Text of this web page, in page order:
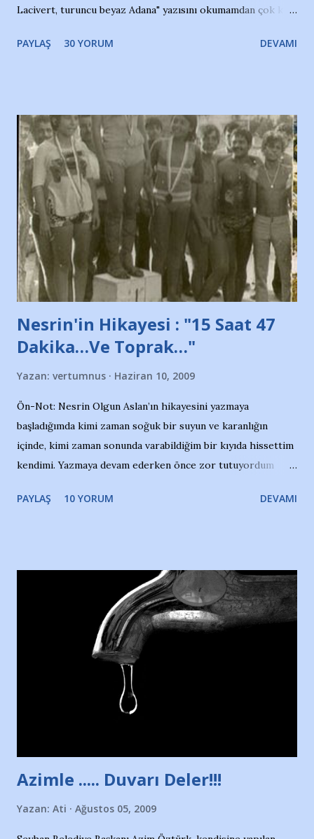
Lacivert, turuncu beyaz Adana" yazısını okumamdan çok kısa
irkildim.. "Bursasporlu taraftarlar, İstanbul takımlarının
ve ürünlerini Bursa şehrinde görmek istemediklerini bir
protesto eylemiyle açıkladıklarını bildiriyordu.. Bu grup
adına açıklama yapan şahsı muhterem(!) ''Açık ve net olarak
söylüyoruz. Bu son uyarımızdır. Bunun yanısıra, bu takımlara
ait tanıtıcı ilanların asılmasına izin veren Bursa Büyükşehir
Belediyesi ile mağazaların bulunduğu alışveriş merkezlerini
de kınıyoruz'' diye de eklemiş .. Blogumuzda okuduğum bu
yazının hemen ardından bu habe...
PAYLAŞ 30 YORUM DEVAMI
Nesrin'in Hikayesi : "15 Saat 47
Dakika…Ve Toprak…"
Yazan: vertumnus Haziran 10, 2009
Ön-Not: Nesrin Olgun Aslan’ın hikayesini yazmaya
başladığımda kimi zaman soğuk bir suyun ve karanlığın
içinde, kimi zaman sonunda varabildiğim bir kıyıda hissettim
kendimi. Yazmaya devam ederken önce zor tutuyordum
Yazımı, ağlayarak bitirebildim ancak…Kendisinin web
Nesrin’in Hikayesi’ne başlıyorum… 1964 Adana Yüzme
havuzunun kenarında 7 yaşında kara kuru bir kız çocuğu
duruyor. Havuzun içinde Adana Demirspor Kulübü
yüzücüleri. Erkekler çoğunlukta. Küçük kız etrafına bakıyor.
Sadece 4 kız çocuğu var. Nesrin, Adana Demirspor’un 4
kızından biri oluyor o gün…Giriyor havuza. 1973 – 1975
Adana Nesrin, 16 yaşında. Yüzüyor. 7 yaşında girdiği
Türkiye 3.lüğü var. 17 yaşında mar...
PAYLAŞ 10 YORUM DEVAMI
Azimle ..... Duvarı Deler!!!
Yazan: Ati Ağustos 05, 2009